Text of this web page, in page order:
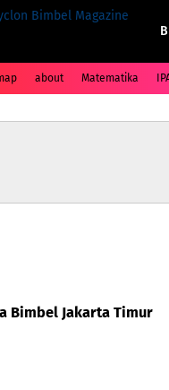
about Matematika
Bimbel Jakarta Timur